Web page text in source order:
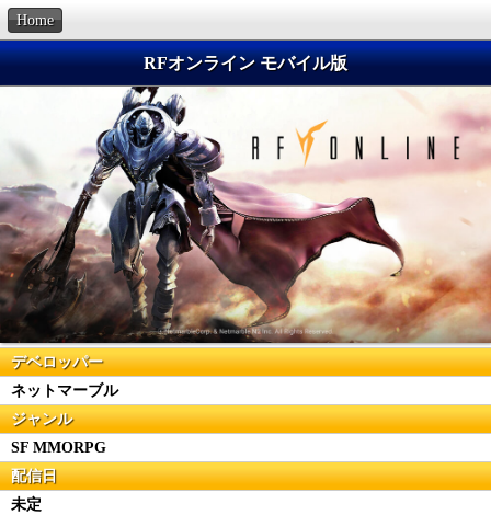
Home
RFオンライン モバイル版
デベロッパー
ネットマーブル
ジャンル
SF MMORPG
配信日
未定